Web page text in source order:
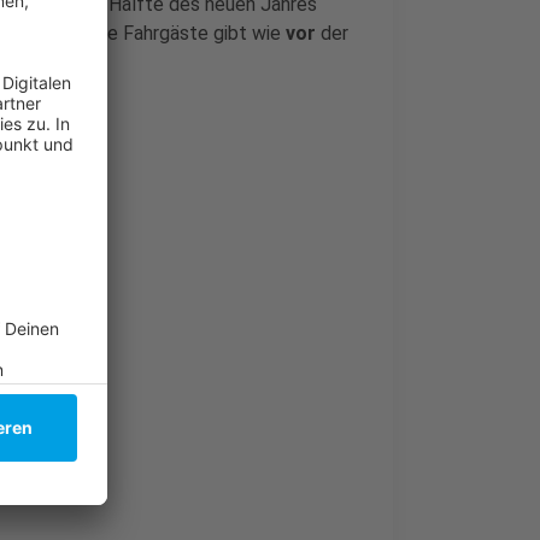
soviele Fahrgäste gibt wie vor der